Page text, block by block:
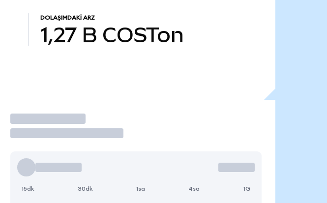
DOLAŞIMDAKI ARZ
1,27 B COSTon
İşlem Yap
15dk 30dk 1sa 4sa 1G